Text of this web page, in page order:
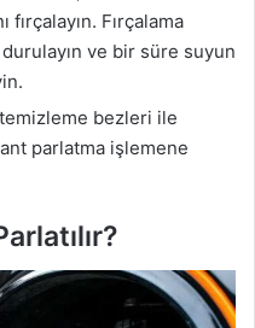
fırçalayın. Fırçalama
ve bir süre suyun
bezleri ile
parlatma işlemene